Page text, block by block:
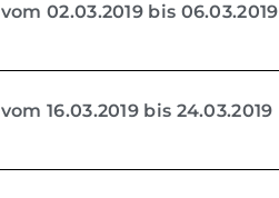
vom 02.03.2019 bis 06.03.2019
vom 16.03.2019 bis 24.03.2019